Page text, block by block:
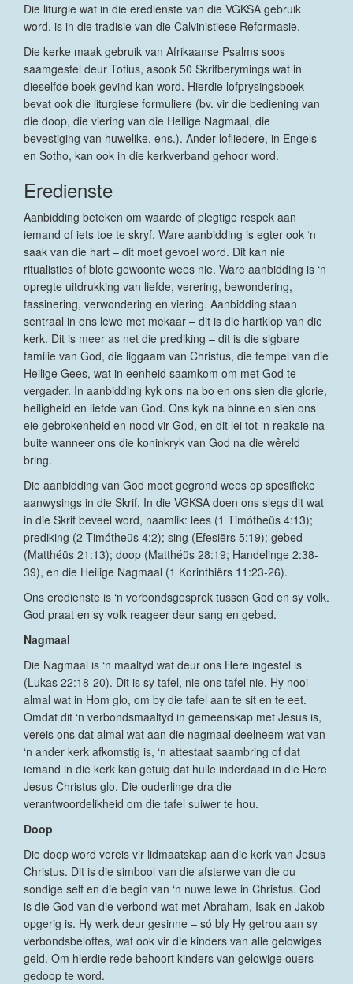
Die liturgie wat in die eredienste van die VGKSA gebruik
word, is in die tradisie van die Calvinistiese Reformasie.
Die kerke maak gebruik van Afrikaanse Psalms soos
saamgestel deur Totius, asook 50 Skrifberymings wat in
dieselfde boek gevind kan word. Hierdie lofprysingsboek
bevat ook die liturgiese formuliere (bv. vir die bediening van
die doop, die viering van die Heilige Nagmaal, die
bevestiging van huwelike, ens.). Ander lofliedere, in Engels
en Sotho, kan ook in die kerkverband gehoor word.
Eredienste
Aanbidding beteken om waarde of plegtige respek aan
iemand of iets toe te skryf. Ware aanbidding is egter ook ‘n
saak van die hart – dit moet gevoel word. Dit kan nie
ritualisties of blote gewoonte wees nie. Ware aanbidding is ‘n
opregte uitdrukking van liefde, verering, bewondering,
fassinering, verwondering en viering. Aanbidding staan
sentraal in ons lewe met mekaar – dit is die hartklop van die
kerk. Dit is meer as net die prediking – dit is die sigbare
familie van God, die liggaam van Christus, die tempel van die
Heilige Gees, wat in eenheid saamkom om met God te
vergader. In aanbidding kyk ons na bo en ons sien die glorie,
heiligheid en liefde van God. Ons kyk na binne en sien ons
eie gebrokenheid en nood vir God, en dit lei tot ‘n reaksie na
buite wanneer ons die koninkryk van God na die wêreld
bring.
Die aanbidding van God moet gegrond wees op spesifieke
aanwysings in die Skrif. In die VGKSA doen ons slegs dit wat
in die Skrif beveel word, naamlik: lees (1 Timótheüs 4:13);
prediking (2 Timótheüs 4:2); sing (Efesiërs 5:19); gebed
(Matthéüs 21:13); doop (Matthéüs 28:19; Handelinge 2:38-
39), en die Heilige Nagmaal (1 Korinthiërs 11:23-26).
Ons eredienste is ‘n verbondsgesprek tussen God en sy volk.
God praat en sy volk reageer deur sang en gebed.
Nagmaal
Die Nagmaal is ‘n maaltyd wat deur ons Here ingestel is
(Lukas 22:18-20). Dit is sy tafel, nie ons tafel nie. Hy nooi
almal wat in Hom glo, om by die tafel aan te sit en te eet.
Omdat dit ‘n verbondsmaaltyd in gemeenskap met Jesus is,
vereis ons dat almal wat aan die nagmaal deelneem wat van
‘n ander kerk afkomstig is, ‘n attestaat saambring of dat
iemand in die kerk kan getuig dat hulle inderdaad in die Here
Jesus Christus glo. Die ouderlinge dra die
verantwoordelikheid om die tafel suiwer te hou.
Doop
Die doop word vereis vir lidmaatskap aan die kerk van Jesus
Christus. Dit is die simbool van die afsterwe van die ou
sondige self en die begin van ‘n nuwe lewe in Christus. God
is die God van die verbond wat met Abraham, Isak en Jakob
opgerig is. Hy werk deur gesinne – só bly Hy getrou aan sy
verbondsbeloftes, wat ook vir die kinders van alle gelowiges
geld. Om hierdie rede behoort kinders van gelowige ouers
gedoop te word.